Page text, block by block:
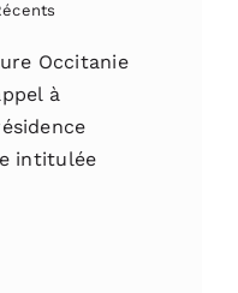
Occitanie
à
intitulée